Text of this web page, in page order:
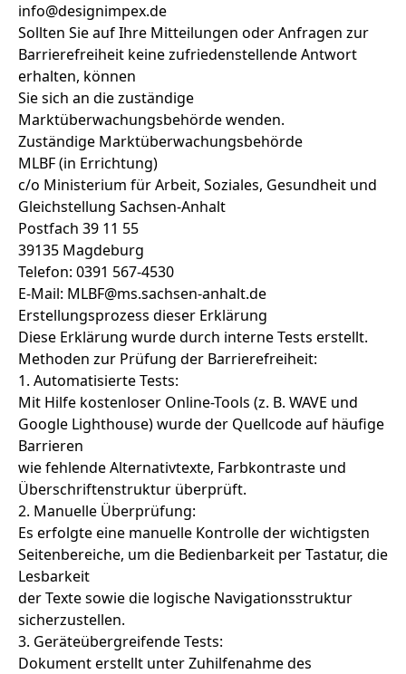
info@designimpex.de
Sollten Sie auf Ihre Mitteilungen oder Anfragen zur
Barrierefreiheit keine zufriedenstellende Antwort
erhalten, können
Sie sich an die zuständige
Marktüberwachungsbehörde wenden.
Zuständige Marktüberwachungsbehörde
MLBF (in Errichtung)
c/o Ministerium für Arbeit, Soziales, Gesundheit und
Gleichstellung Sachsen-Anhalt
Postfach 39 11 55
39135 Magdeburg
Telefon: 0391 567-4530
E-Mail: MLBF@ms.sachsen-anhalt.de
Erstellungsprozess dieser Erklärung
Diese Erklärung wurde durch interne Tests erstellt.
Methoden zur Prüfung der Barrierefreiheit:
1. Automatisierte Tests:
Mit Hilfe kostenloser Online-Tools (z. B. WAVE und
Google Lighthouse) wurde der Quellcode auf häufige
Barrieren
wie fehlende Alternativtexte, Farbkontraste und
Überschriftenstruktur überprüft.
2. Manuelle Überprüfung:
Es erfolgte eine manuelle Kontrolle der wichtigsten
Seitenbereiche, um die Bedienbarkeit per Tastatur, die
Lesbarkeit
der Texte sowie die logische Navigationsstruktur
sicherzustellen.
3. Geräteübergreifende Tests:
Dokument erstellt unter Zuhilfenahme des